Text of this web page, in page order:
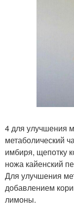
4 для улучшения
метаболический
имбиря, щепотку
ножа кайенский
Для улучшения
добавлением
лимоны.